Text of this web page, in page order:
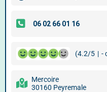
(4.2/5 | -
Mercoire
30160 Peyremale